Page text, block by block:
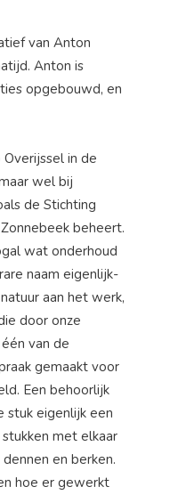
van Anton
Anton is
opgebouwd, en
in de
wel bij
de Stichting
beheert.
wat onderhoud
naam eigenlijk-
aan het werk,
door onze
van de
gemaakt voor
Een behoorlijk
stuk eigenlijk een
met elkaar
en berken.
hoe er gewerkt